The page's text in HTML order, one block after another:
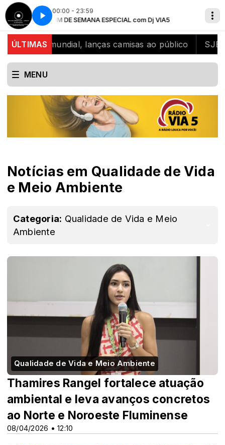
00:00 - 23:59
FIM DE SEMANA ESPECIAL com Dj VIA5
It To MeJustin Timberlake ft Nelly Furtado - Give It To Me
ÚLTIMAS
mundial, lanças camisas ao público SJB celebra
MENU
Notícias em Qualidade de Vida
e Meio Ambiente
Categoria: Qualidade de Vida e Meio
Ambiente
Qualidade de Vida e Meio Ambiente
08/04/2026 • 12:10
Thamires Rangel fortalece atuação
ambiental e leva avanços concretos
ao Norte e Noroeste Fluminense